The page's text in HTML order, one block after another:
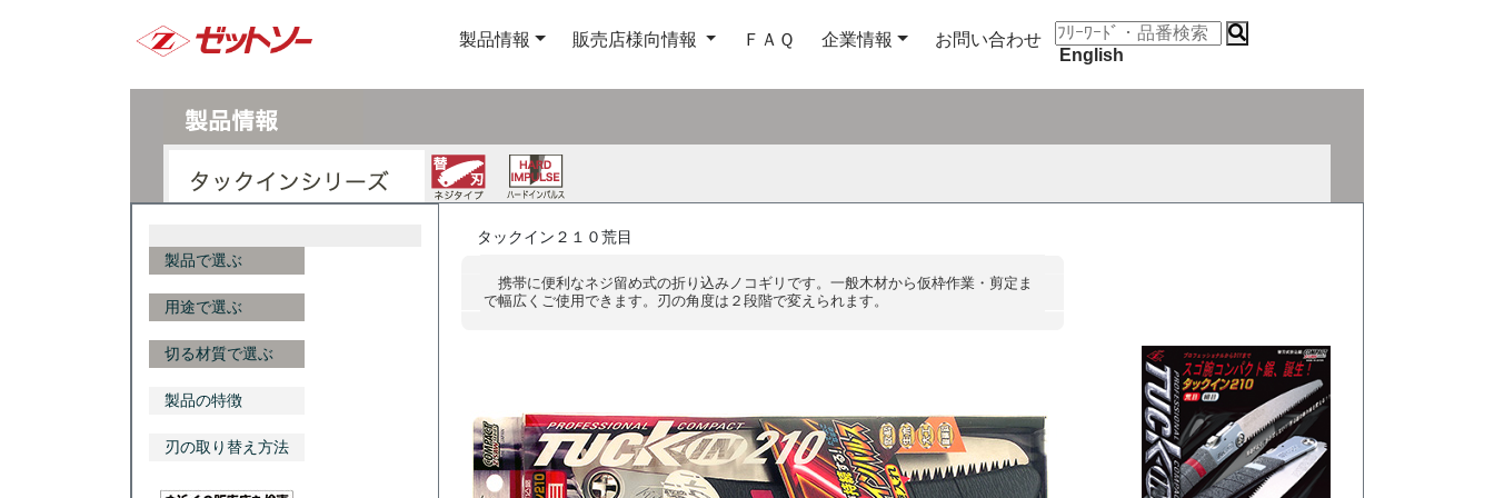
製品情報 販売店様向情報 ＦＡＱ 企業情報
お問い合わせ
English
製品で選ぶ
用途で選ぶ
切る材質で選ぶ
製品の特徴
刃の取り替え方法
タックイン２１０荒目
携帯に便利なネジ留め式の折り込みノコギリです。一般木材から仮枠作業・剪定ま
で幅広くご使用できます。刃の角度は２段階で変えられます。